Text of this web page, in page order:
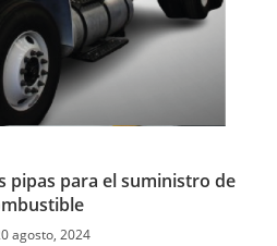
pipas para el suministro de
agosto, 2024